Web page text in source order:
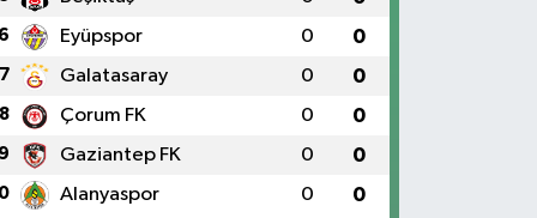
Eyüpspor 0 0
7 Galatasaray 0 0
8 Çorum FK 0 0
Gaziantep FK 0 0
Alanyaspor 0 0